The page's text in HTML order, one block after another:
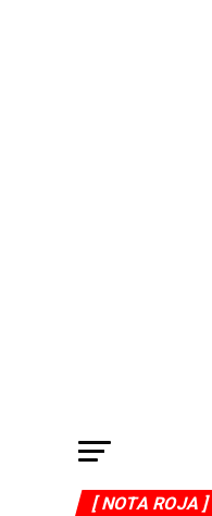
[ NOTA ROJA ]